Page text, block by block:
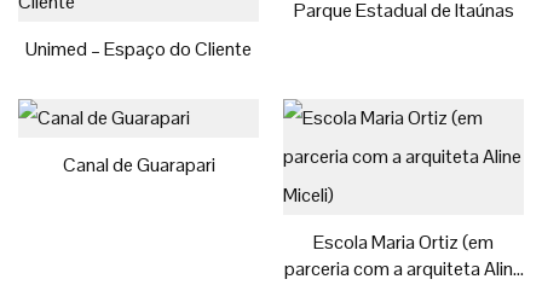
Unimed – Espaço do Cliente
Parque Estadual de Itaúnas
Canal de Guarapari
Escola Maria Ortiz (em
parceria com a arquiteta Aline